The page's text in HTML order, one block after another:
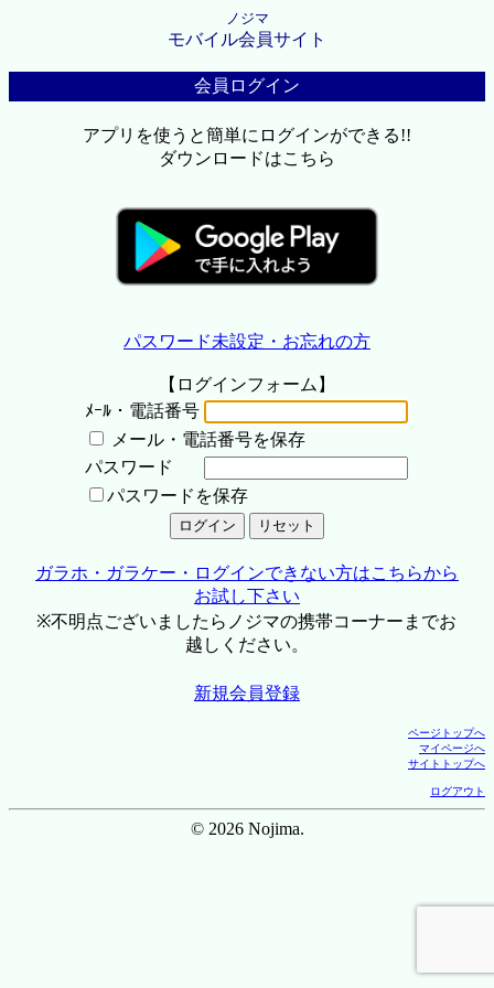
ノジマ
モバイル会員サイト
会員ログイン
アプリを使うと簡単にログインができる!!
ダウンロードはこちら
パスワード未設定・お忘れの方
【ログインフォーム】
ﾒｰﾙ・電話番号
メール・電話番号を保存
パスワード
パスワードを保存
ガラホ・ガラケー・ログインできない方はこちらから
お試し下さい
※不明点ございましたらノジマの携帯コーナーまでお
越しください。
新規会員登録
ページトップへ
マイページへ
サイトトップへ
ログアウト
© 2026 Nojima.